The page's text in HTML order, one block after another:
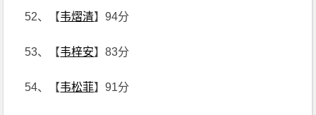
52、【韦熠清】94分
53、【韦梓安】83分
54、【韦松菲】91分